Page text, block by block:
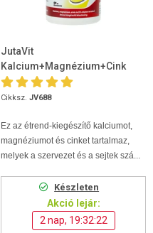
JutaVit
Kalcium+Magnézium+Cink
Forte 90 db
Cikksz. JV688
Ez az étrend-kiegészítő kalciumot,
magnéziumot és cinket tartalmaz,
melyek a szervezet és a sejtek szá...
Készleten
Akció lejár:
2 nap, 19:32:21